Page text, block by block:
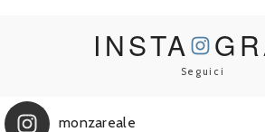
INSTA
Seguici
monzareale